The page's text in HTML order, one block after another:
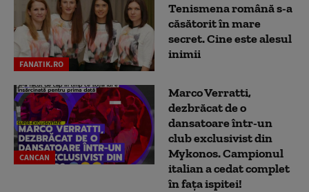
FANATIK.RO
Tenismena română s-a
căsătorit în mare
secret. Cine este alesul
inimii
CANCAN
Marco Verratti,
dezbrăcat de o
dansatoare într-un
club exclusivist din
Mykonos. Campionul
italian a cedat complet
în fața ispitei!